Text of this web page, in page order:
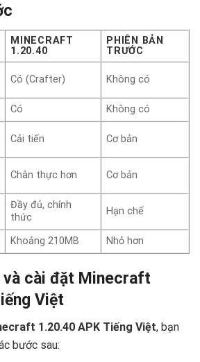
MINECRAFT
1.20.40
PHIÊN BẢN
TRƯỚC
Có (Crafter) Không có
Có
Không có
Cải tiến Cơ bản
Chân thực hơn Cơ bản
Đầy đủ, chính
thức
Hạn chế
Khoảng 210MB Nhỏ hơn
và cài đặt Minecraft
Việt
1.20.40 APK Tiếng Việt, bạn
bước sau: